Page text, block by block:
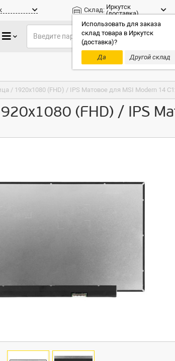
Склад: Иркутск
(доставка)
Использовать для заказа
склад товара в Иркутск
(доставка)?
Да
Другой склад
Только
/ 1920x1080 (FHD) / IPS Матовое для MSI Modern 14
(FHD) / IPS